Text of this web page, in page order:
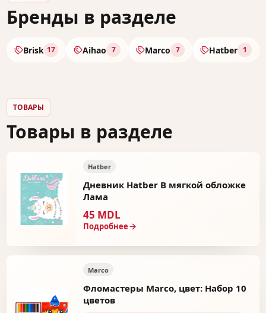
Бренды в разделе
Brisk 17 Aihao 7 Marco 7 Hatber 1
ТОВАРЫ
Товары в разделе
Hatber
Дневник Hatber В мягкой обложке
Лама
45 MDL
Подробнее
Marco
Фломастеры Marco, цвет: Набор 10
цветов